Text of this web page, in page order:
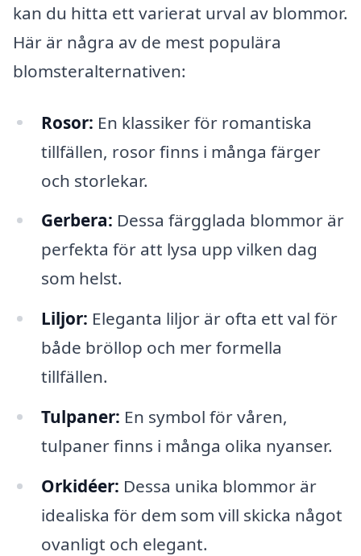
kan du hitta ett varierat urval av blommor.
Här är några av de mest populära
blomsteralternativen:
Rosor: En klassiker för romantiska
tillfällen, rosor finns i många färger
och storlekar.
Gerbera: Dessa färgglada blommor är
perfekta för att lysa upp vilken dag
som helst.
Liljor: Eleganta liljor är ofta ett val för
både bröllop och mer formella
tillfällen.
Tulpaner: En symbol för våren,
tulpaner finns i många olika nyanser.
Orkidéer: Dessa unika blommor är
idealiska för dem som vill skicka något
ovanligt och elegant.